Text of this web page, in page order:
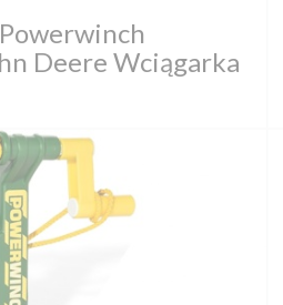
Deere Wciągarka